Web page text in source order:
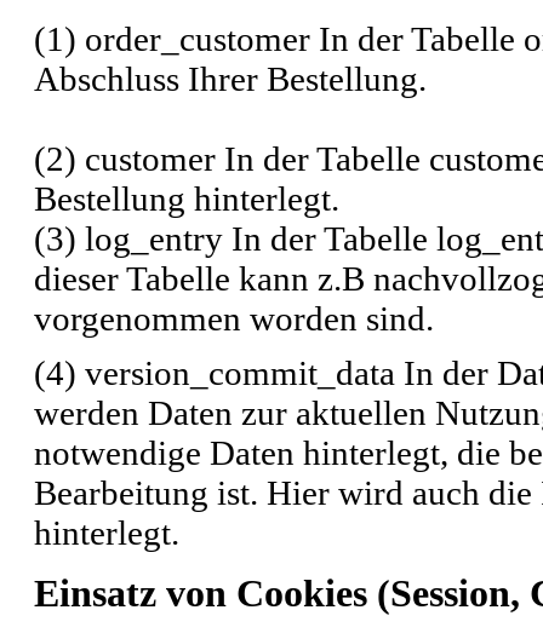
(1) order_customer In der Tabelle
Abschluss Ihrer Bestellung.
(2) customer In der Tabelle
Bestellung hinterlegt.
(3) log_entry In der Tabelle
dieser Tabelle kann z.B
vorgenommen worden sind.
(4) version_commit_data In der
werden Daten zur aktuellen
notwendige Daten hinterlegt, die
Bearbeitung ist. Hier wird auch
hinterlegt.
Einsatz von Cookies (Session,